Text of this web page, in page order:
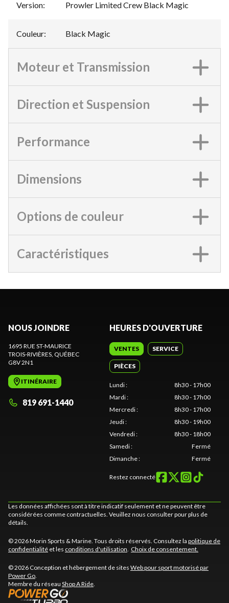
Version: Prowler Limited Crew Black Magic
Couleur: Black Magic
Moteur et Transmission
Direction et Suspension
Performance
Dimensions
Options de couleur
Caractéristiques
NOUS JOINDRE
1695 RUE ST-MAURICE
TROIS-RIVIÈRES, QUÉBEC
G8V 2N1
ITINÉRAIRE
819 691-1440
HEURES D'OUVERTURE
VENTES SERVICE
PIÈCES
Lundi:
8h30 - 17h00
Mardi:
8h30 - 17h00
Mercredi:
8h30 - 17h00
Jeudi:
8h30 - 19h00
Vendredi:
8h30 - 18h00
Samedi:
Fermé
Dimanche: Fermé
Restez connecté
Les données affichées sont à titre indicatif seulement et ne peuvent être
considérées comme contractuelles. Veuillez nous consulter pour plus de
détails.
© 2026 Morin Sports & Marine. Tous droits réservés. Consultez la politique de
confidentialité et les conditions d'utilisation. Choix de consentement.
© 2026 Conception et hébergement de sites Web pour sport motorisé par
Power Go.
Membre du réseau Shop A Ride.